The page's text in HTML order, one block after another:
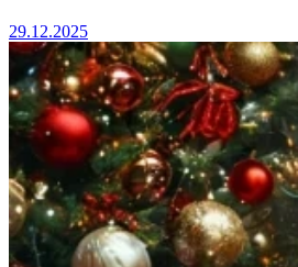
29.12.2025